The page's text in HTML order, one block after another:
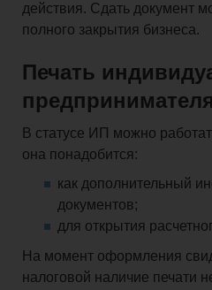
действия. Сдать документ
полного закрытия бизнеса.
Печать
предпринимателя
В статусе ИП можно
она понадобится:
как дополнительный
документов;
для открытия
На момент оформления
налоговой наличие печати